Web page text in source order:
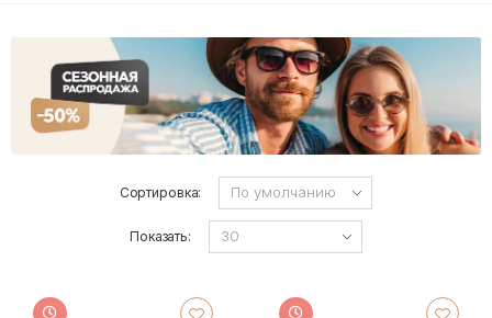
Сортировка:
Показать: